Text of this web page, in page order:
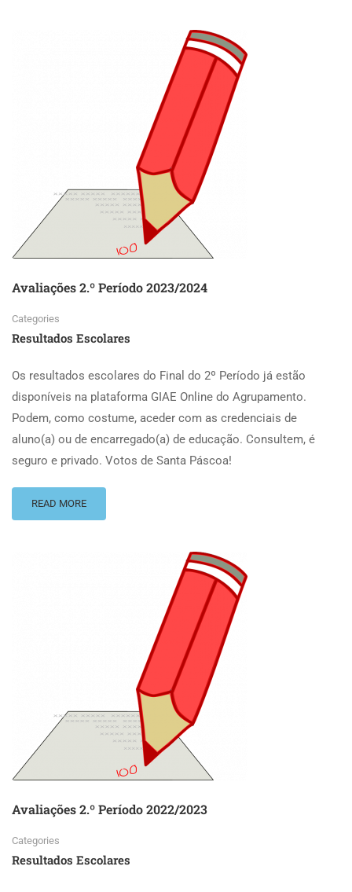
Avaliações 2.º Período 2023/2024
Categories
Resultados Escolares
Os resultados escolares do Final do 2º Período já estão
disponíveis na plataforma GIAE Online do Agrupamento.
Podem, como costume, aceder com as credenciais de
aluno(a) ou de encarregado(a) de educação. Consultem, é
seguro e privado. Votos de Santa Páscoa!
READ MORE
Avaliações 2.º Período 2022/2023
Categories
Resultados Escolares